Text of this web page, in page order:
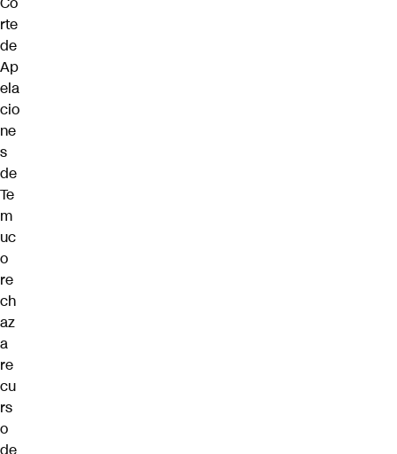
rte
de
Ap
ela
cio
ne
s
de
Te
m
uc
o
re
ch
az
a
re
cu
rs
o
de